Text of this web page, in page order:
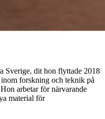
Sverige, dit hon flyttade 2018
forskning och teknik på
arbetar för närvarande
material för